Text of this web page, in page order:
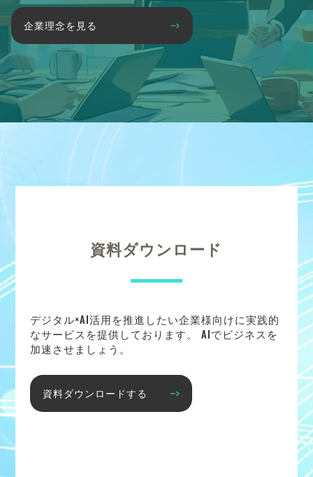
企業理念を見る
資料ダウンロード
デジタル×AI活用を推進したい企業様向けに実践的
なサービスを提供しております。 AIでビジネスを
加速させましょう。
資料ダウンロードする